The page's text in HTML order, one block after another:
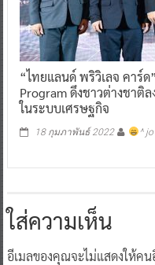
“ไทยแลนด์ พริวิเลจ คาร์ด
Program ดึงชาวต่างชาติ
ในระบบเศรษฐกิจ
18 กุมภาพันธ์ 2022 ^ jo
ใส่ความเห็น
อีเมลของคุณจะไม่แสดงให้ค